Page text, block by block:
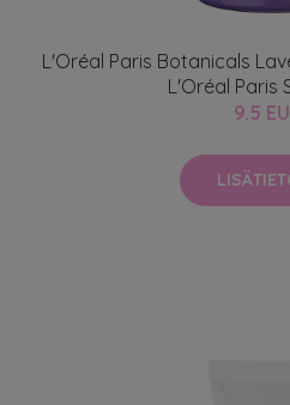
L'Oréal Paris Botanicals
L'Oréal Paris
9.5